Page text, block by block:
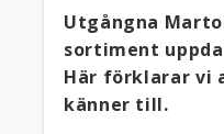
Utgångna
sortiment
Här förklarar vi
känner till.